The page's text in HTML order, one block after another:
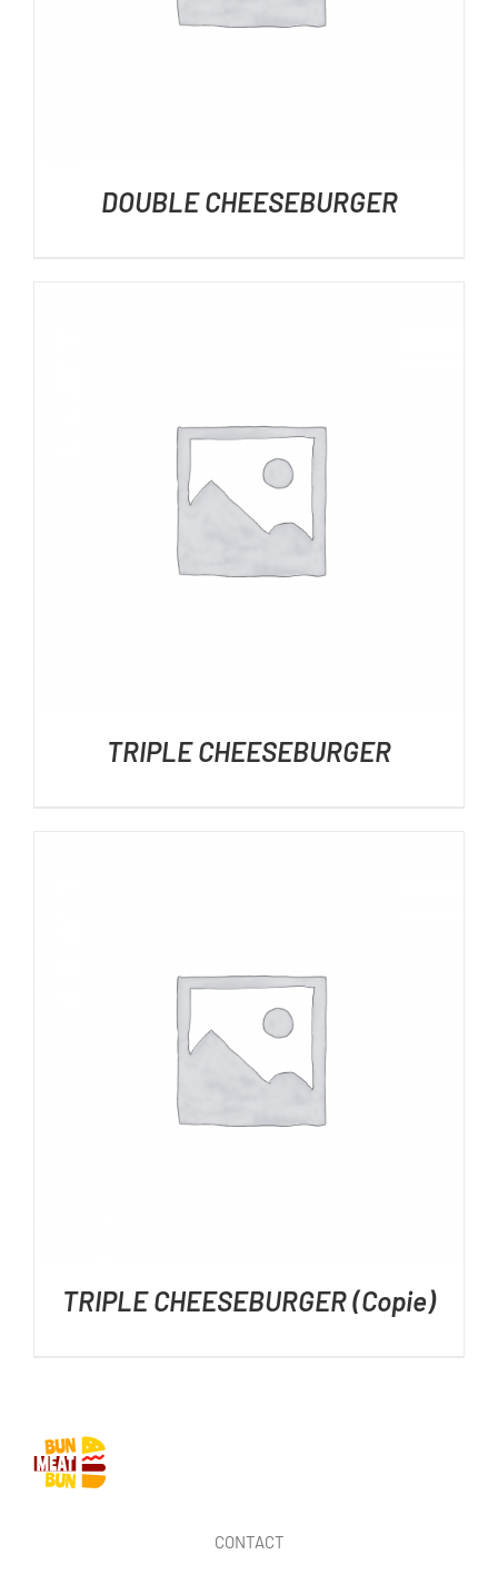
DOUBLE CHEESEBURGER
DÉTAILS
TRIPLE CHEESEBURGER
DÉTAILS
TRIPLE CHEESEBURGER (Copie)
CONTACT